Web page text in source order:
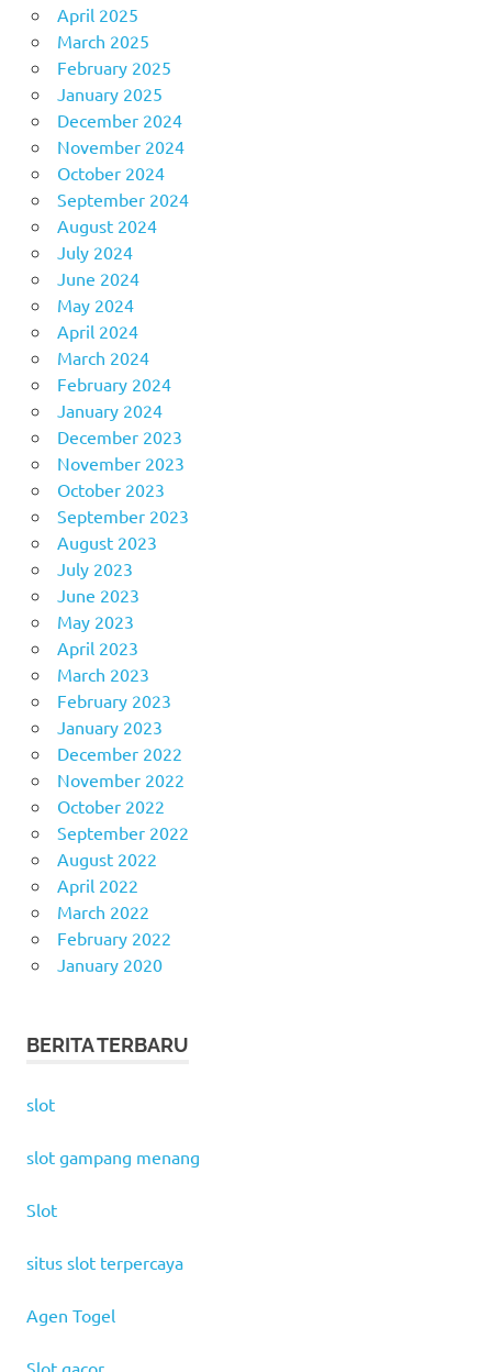
April 2025
March 2025
February 2025
January 2025
December 2024
November 2024
October 2024
September 2024
August 2024
July 2024
June 2024
May 2024
April 2024
March 2024
February 2024
January 2024
December 2023
November 2023
October 2023
September 2023
August 2023
July 2023
June 2023
May 2023
April 2023
March 2023
February 2023
January 2023
December 2022
November 2022
October 2022
September 2022
August 2022
April 2022
March 2022
February 2022
January 2020
BERITA TERBARU
slot
slot gampang menang
Slot
situs slot terpercaya
Agen Togel
Slot gacor